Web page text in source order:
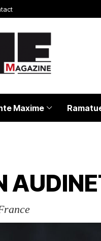
Maxime